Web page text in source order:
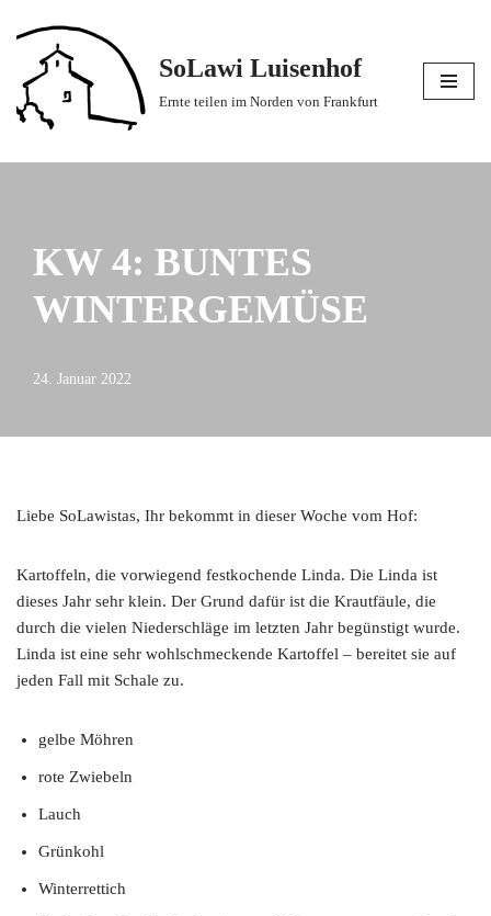
Zum
Inhalt
springen
SoLawi Luisenhof
Ernte teilen im Norden von Frankfurt
KW 4: BUNTES
WINTERGEMÜSE
24. Januar 2022
Liebe SoLawistas, Ihr bekommt in dieser Woche vom Hof:
Kartoffeln, die vorwiegend festkochende Linda. Die Linda ist
dieses Jahr sehr klein. Der Grund dafür ist die Krautfäule, die
durch die vielen Niederschläge im letzten Jahr begünstigt wurde.
Linda ist eine sehr wohlschmeckende Kartoffel – bereitet sie auf
jeden Fall mit Schale zu.
gelbe Möhren
rote Zwiebeln
Lauch
Grünkohl
Winterrettich